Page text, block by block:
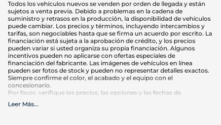
Todos los vehículos nuevos se venden por orden de llegada y están
sujetos a venta previa. Debido a problemas en la cadena de
suministro y retrasos en la producción, la disponibilidad de vehículos
puede cambiar. Los precios y términos, incluyendo intercambios y
tarifas, son negociables hasta que se firma un acuerdo por escrito. La
financiación está sujeta a la aprobación de crédito, y los precios
pueden variar si usted organiza su propia financiación. Algunos
incentivos pueden no aplicarse con ofertas especiales de
financiación del fabricante. Las imágenes de vehículos en línea
pueden ser fotos de stock y pueden no representar detalles exactos.
Siempre confirme el color, el acabado y el equipo con el
concesionario.
Por favor, verifique los precios, las opciones y las fechas de
compra. El kilometraje puede variar en función de los hábitos de
Leer Más...